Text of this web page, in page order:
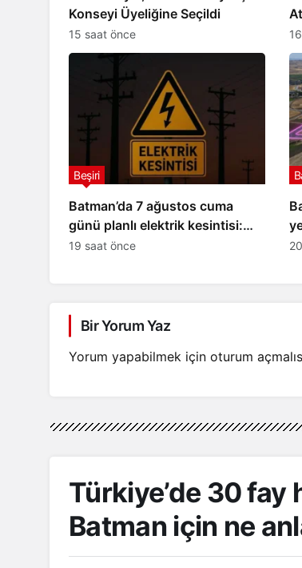
Konseyi Üyeliğine Seçildi
15 saat önce
Batman’da 7 ağustos cuma
günü planlı elektrik kesintisi:
İşte etkilenecek yerler
Beşiri
19 saat önce
Bir Yorum Yaz
Yorum yapabilmek için oturum
Türkiye’de 30 fay
Batman için ne